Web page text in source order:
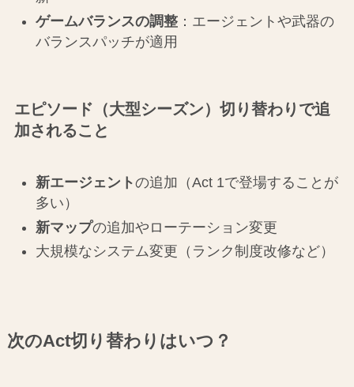
ゲームバランスの調整：エージェントや武器の
バランスパッチが適用
エピソード（大型シーズン）切り替わりで追
加されること
新エージェントの追加（Act 1で登場することが
多い）
新マップの追加やローテーション変更
大規模なシステム変更（ランク制度改修など）
次のAct切り替わりはいつ？